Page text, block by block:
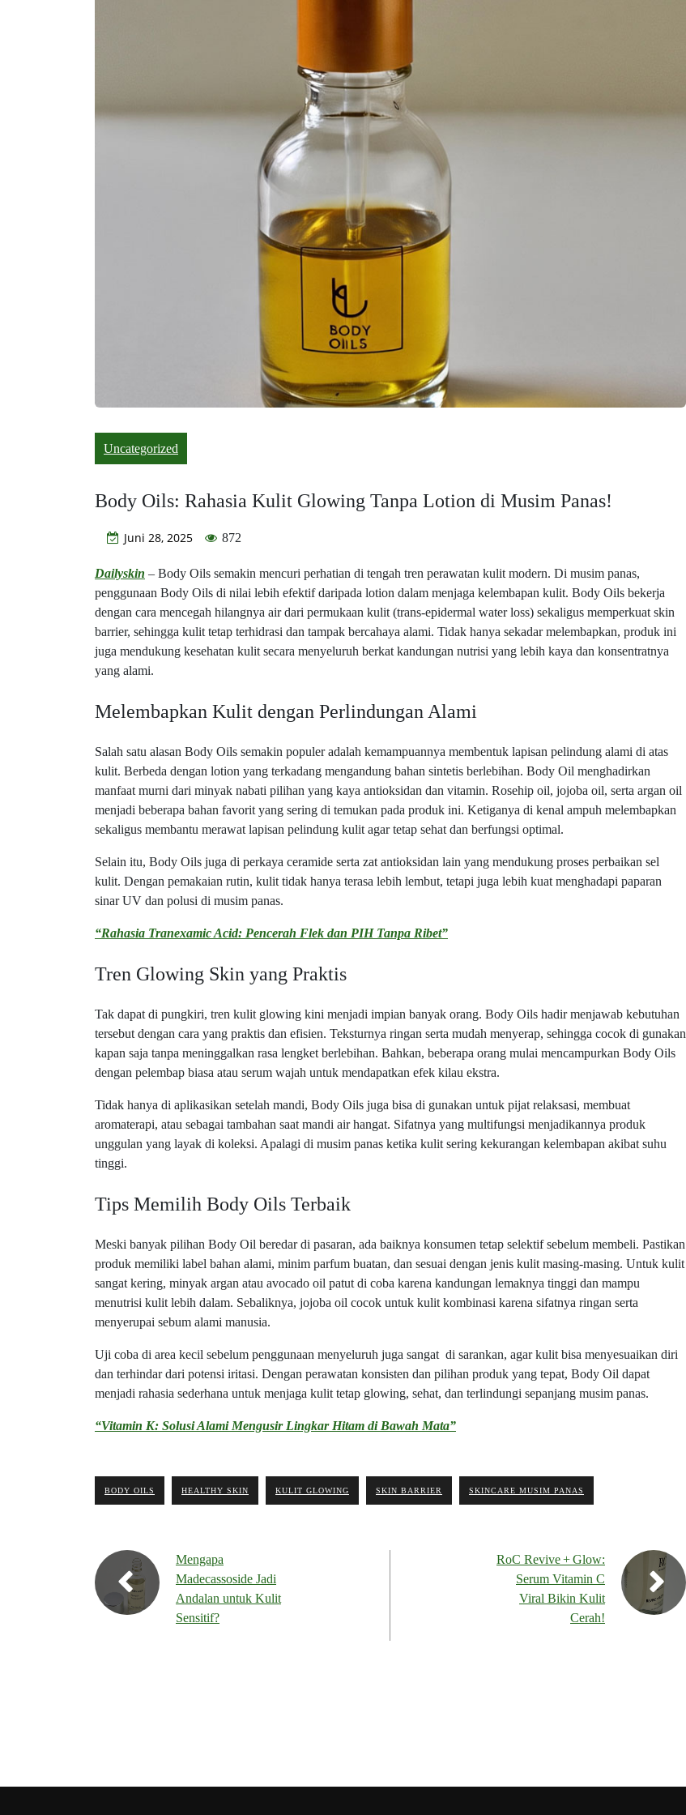
Uncategorized
Body Oils: Rahasia Kulit Glowing Tanpa Lotion di Musim Panas!
Juni 28, 2025 872
Dailyskin – Body Oils semakin mencuri perhatian di tengah tren perawatan kulit modern. Di musim panas,
penggunaan Body Oils di nilai lebih efektif daripada lotion dalam menjaga kelembapan kulit. Body Oils bekerja
dengan cara mencegah hilangnya air dari permukaan kulit (trans-epidermal water loss) sekaligus memperkuat skin
barrier, sehingga kulit tetap terhidrasi dan tampak bercahaya alami. Tidak hanya sekadar melembapkan, produk ini
juga mendukung kesehatan kulit secara menyeluruh berkat kandungan nutrisi yang lebih kaya dan konsentratnya
yang alami.
Melembapkan Kulit dengan Perlindungan Alami
Salah satu alasan Body Oils semakin populer adalah kemampuannya membentuk lapisan pelindung alami di atas
kulit. Berbeda dengan lotion yang terkadang mengandung bahan sintetis berlebihan. Body Oil menghadirkan
manfaat murni dari minyak nabati pilihan yang kaya antioksidan dan vitamin. Rosehip oil, jojoba oil, serta argan oil
menjadi beberapa bahan favorit yang sering di temukan pada produk ini. Ketiganya di kenal ampuh melembapkan
sekaligus membantu merawat lapisan pelindung kulit agar tetap sehat dan berfungsi optimal.
Selain itu, Body Oils juga di perkaya ceramide serta zat antioksidan lain yang mendukung proses perbaikan sel
kulit. Dengan pemakaian rutin, kulit tidak hanya terasa lebih lembut, tetapi juga lebih kuat menghadapi paparan
sinar UV dan polusi di musim panas.
“Rahasia Tranexamic Acid: Pencerah Flek dan PIH Tanpa Ribet”
Tren Glowing Skin yang Praktis
Tak dapat di pungkiri, tren kulit glowing kini menjadi impian banyak orang. Body Oils hadir menjawab kebutuhan
tersebut dengan cara yang praktis dan efisien. Teksturnya ringan serta mudah menyerap, sehingga cocok di gunakan
kapan saja tanpa meninggalkan rasa lengket berlebihan. Bahkan, beberapa orang mulai mencampurkan Body Oils
dengan pelembap biasa atau serum wajah untuk mendapatkan efek kilau ekstra.
Tidak hanya di aplikasikan setelah mandi, Body Oils juga bisa di gunakan untuk pijat relaksasi, membuat
aromaterapi, atau sebagai tambahan saat mandi air hangat. Sifatnya yang multifungsi menjadikannya produk
unggulan yang layak di koleksi. Apalagi di musim panas ketika kulit sering kekurangan kelembapan akibat suhu
tinggi.
Tips Memilih Body Oils Terbaik
Meski banyak pilihan Body Oil beredar di pasaran, ada baiknya konsumen tetap selektif sebelum membeli. Pastikan
produk memiliki label bahan alami, minim parfum buatan, dan sesuai dengan jenis kulit masing-masing. Untuk kulit
sangat kering, minyak argan atau avocado oil patut di coba karena kandungan lemaknya tinggi dan mampu
menutrisi kulit lebih dalam. Sebaliknya, jojoba oil cocok untuk kulit kombinasi karena sifatnya ringan serta
menyerupai sebum alami manusia.
Uji coba di area kecil sebelum penggunaan menyeluruh juga sangat di sarankan, agar kulit bisa menyesuaikan diri
dan terhindar dari potensi iritasi. Dengan perawatan konsisten dan pilihan produk yang tepat, Body Oil dapat
menjadi rahasia sederhana untuk menjaga kulit tetap glowing, sehat, dan terlindungi sepanjang musim panas.
“Vitamin K: Solusi Alami Mengusir Lingkar Hitam di Bawah Mata”
BODY OILS HEALTHY SKIN KULIT GLOWING SKIN BARRIER SKINCARE MUSIM PANAS
Mengapa
Madecassoside Jadi
Andalan untuk Kulit
Sensitif?
RoC Revive + Glow:
Serum Vitamin C
Viral Bikin Kulit
Cerah!